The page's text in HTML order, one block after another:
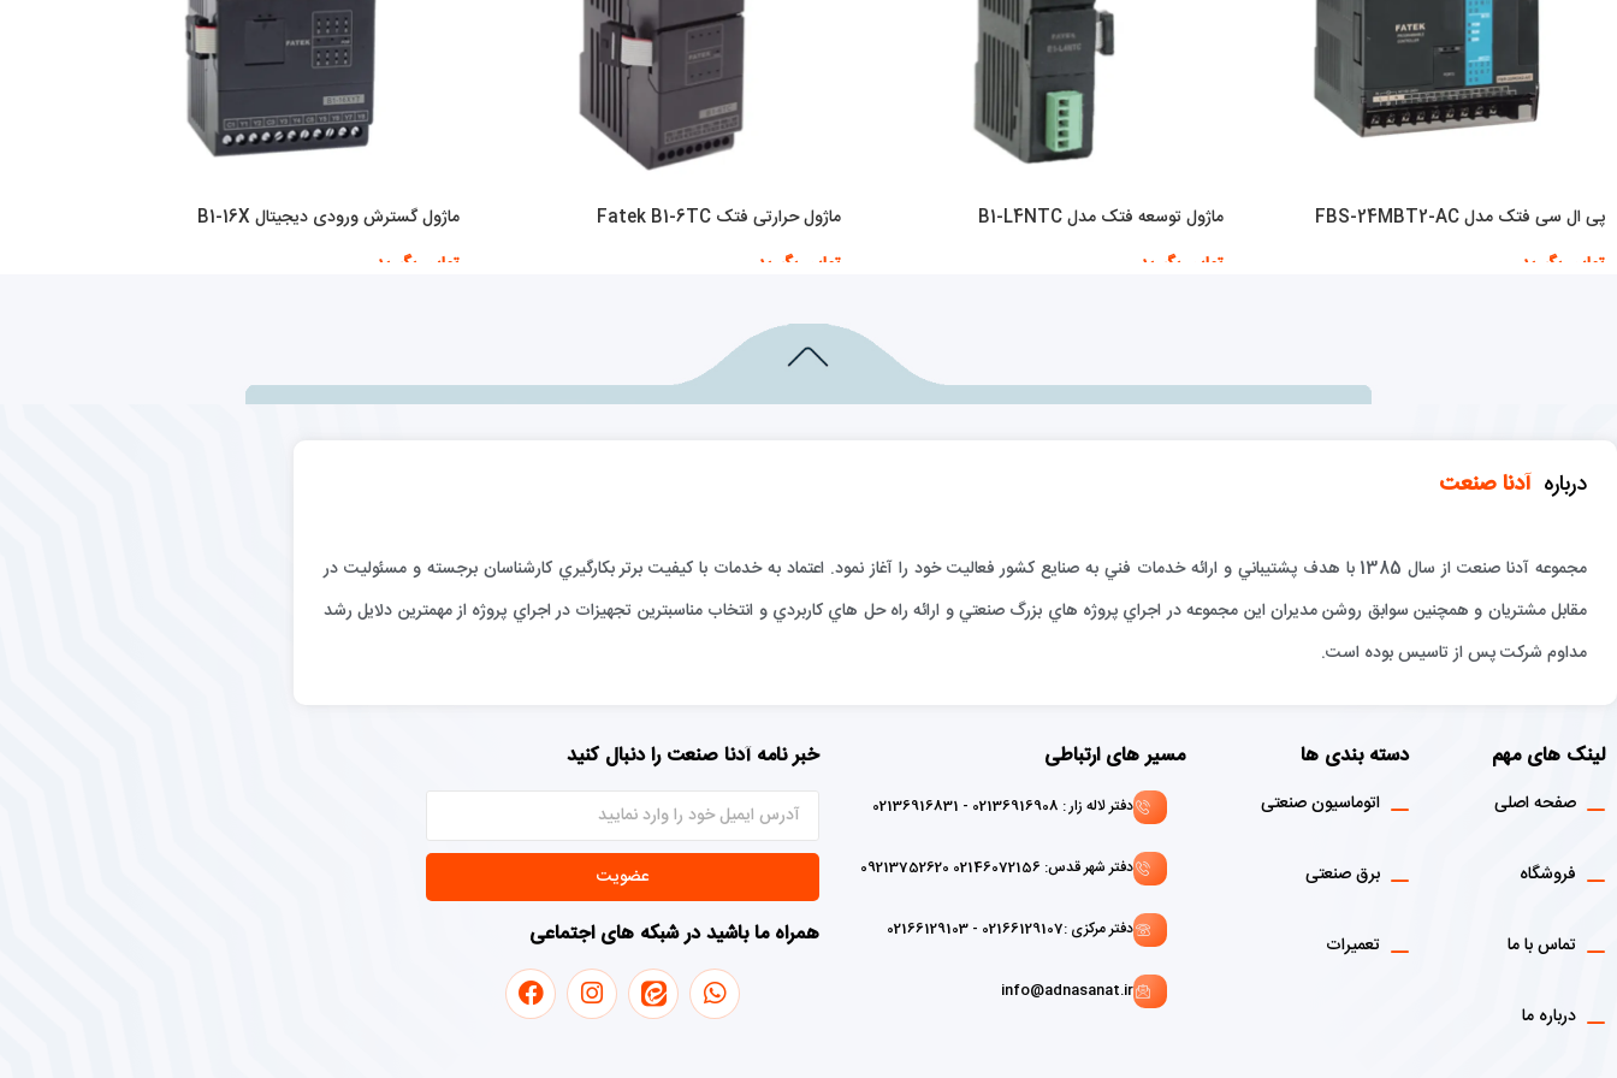
پی ال سی فتک مدل FBS-24MBT2-AC
تماس بگیرید
ماژول توسعه فتک مدل B1-L4NTC
تماس بگیرید
ماژول حرارتی فتک Fatek B1-6TC
تماس بگیرید
ماژول گسترش ورودی دیجیتال B1-16X
تماس بگیرید
درباره آدنا صنعت
مجموعه آدنا صنعت از سال 1385 با هدف پشتيباني و ارائه خدمات فني به صنايع كشور فعاليت خود را آغاز نمود. اعتماد به خدمات با كيفيت برتر بكارگيري كارشناسان برجسته و مسئوليت در
مقابل مشتريان و همچنين سوابق روشن مديران اين مجموعه در اجراي پروژه هاي بزرگ صنعتي و ارائه راه حل هاي كاربردي و انتخاب مناسبترين تجهيزات در اجراي پروژه از مهمترين دلايل رشد
مداوم شركت پس از تاسيس بوده است.
لینک های مهم
صفحه اصلی
فروشگاه
تماس با ما
درباره ما
دسته بندی ها
اتوماسیون صنعتی
برق صنعتی
تعمیرات
مسیر های ارتباطی
دفتر لاله زار : 02136916908 - 02136916831
دفتر شهر قدس: 02146072156 09213752620
دفتر مرکزی :02166129107 - 02166129103
info@adnasanat.ir
خبر نامه آدنا صنعت را دنبال کنید
عضویت
همراه ما باشید در شبکه های اجتماعی